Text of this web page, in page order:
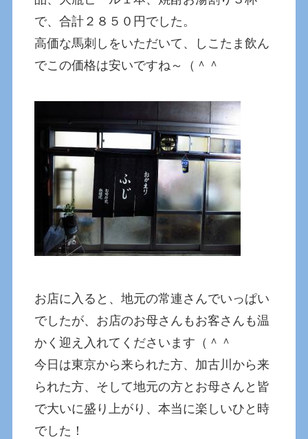
で、合計２８５０円でした。
高価な馬刺しをいただいて、しこたま飲ん
でこの価格は安いですね～（＾＾
お店に入ると、地元の常連さんでいっぱい
でしたが、お店のお母さんもお客さんも温
かく迎え入れてくださいます（＾＾
今日は東京から来られた方、加古川から来
られた方、そして地元の方とお母さんと皆
で大いに盛り上がり、本当に楽しいひと時
でした！